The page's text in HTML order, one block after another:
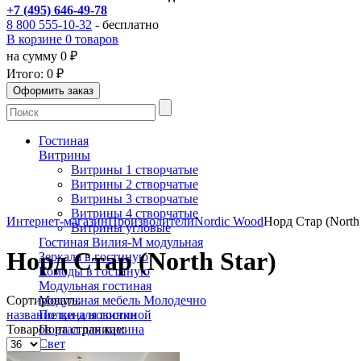
+7 (495) 646-49-78
8 800 555-10-32 - бесплатно
В корзине 0 товаров
на сумму 0 ₽
Итого: 0 ₽
Гостиная
Витрины
Витрины 1 створчатые
Витрины 2 створчатые
Витрины 3 створчатые
Витрины 4 створчатые
Витрины угловые
Гостиная Вилия-М модульная
Зеркала в гостиную
Комоды в гостиную
Модульная гостиная
Модульная мебель Молодечно
Полки для гостиной
Портал для камина
Свет
Интернет-магазинПроизводителиNordic WoodНорд Стар (North
Норд Стар (North Star)
Сортировать:
название цена новинки
Товаров на странице: